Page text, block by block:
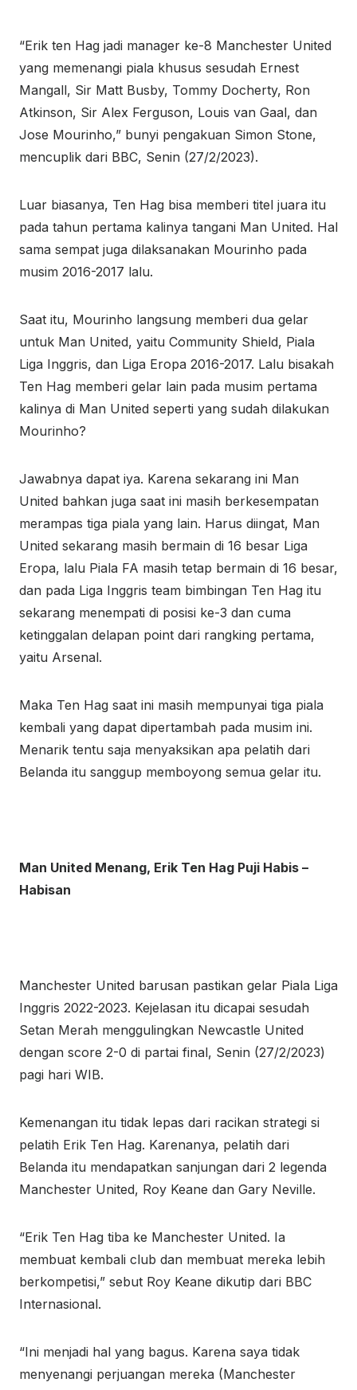
“Erik ten Hag jadi manager ke-8 Manchester United
yang memenangi piala khusus sesudah Ernest
Mangall, Sir Matt Busby, Tommy Docherty, Ron
Atkinson, Sir Alex Ferguson, Louis van Gaal, dan
Jose Mourinho,” bunyi pengakuan Simon Stone,
mencuplik dari BBC, Senin (27/2/2023).
Luar biasanya, Ten Hag bisa memberi titel juara itu
pada tahun pertama kalinya tangani Man United. Hal
sama sempat juga dilaksanakan Mourinho pada
musim 2016-2017 lalu.
Saat itu, Mourinho langsung memberi dua gelar
untuk Man United, yaitu Community Shield, Piala
Liga Inggris, dan Liga Eropa 2016-2017. Lalu bisakah
Ten Hag memberi gelar lain pada musim pertama
kalinya di Man United seperti yang sudah dilakukan
Mourinho?
Jawabnya dapat iya. Karena sekarang ini Man
United bahkan juga saat ini masih berkesempatan
merampas tiga piala yang lain. Harus diingat, Man
United sekarang masih bermain di 16 besar Liga
Eropa, lalu Piala FA masih tetap bermain di 16 besar,
dan pada Liga Inggris team bimbingan Ten Hag itu
sekarang menempati di posisi ke-3 dan cuma
ketinggalan delapan point dari rangking pertama,
yaitu Arsenal.
Maka Ten Hag saat ini masih mempunyai tiga piala
kembali yang dapat dipertambah pada musim ini.
Menarik tentu saja menyaksikan apa pelatih dari
Belanda itu sanggup memboyong semua gelar itu.
Man United Menang, Erik Ten Hag Puji Habis –
Habisan
Manchester United barusan pastikan gelar Piala Liga
Inggris 2022-2023. Kejelasan itu dicapai sesudah
Setan Merah menggulingkan Newcastle United
dengan score 2-0 di partai final, Senin (27/2/2023)
pagi hari WIB.
Kemenangan itu tidak lepas dari racikan strategi si
pelatih Erik Ten Hag. Karenanya, pelatih dari
Belanda itu mendapatkan sanjungan dari 2 legenda
Manchester United, Roy Keane dan Gary Neville.
“Erik Ten Hag tiba ke Manchester United. Ia
membuat kembali club dan membuat mereka lebih
berkompetisi,” sebut Roy Keane dikutip dari BBC
Internasional.
“Ini menjadi hal yang bagus. Karena saya tidak
menyenangi perjuangan mereka (Manchester